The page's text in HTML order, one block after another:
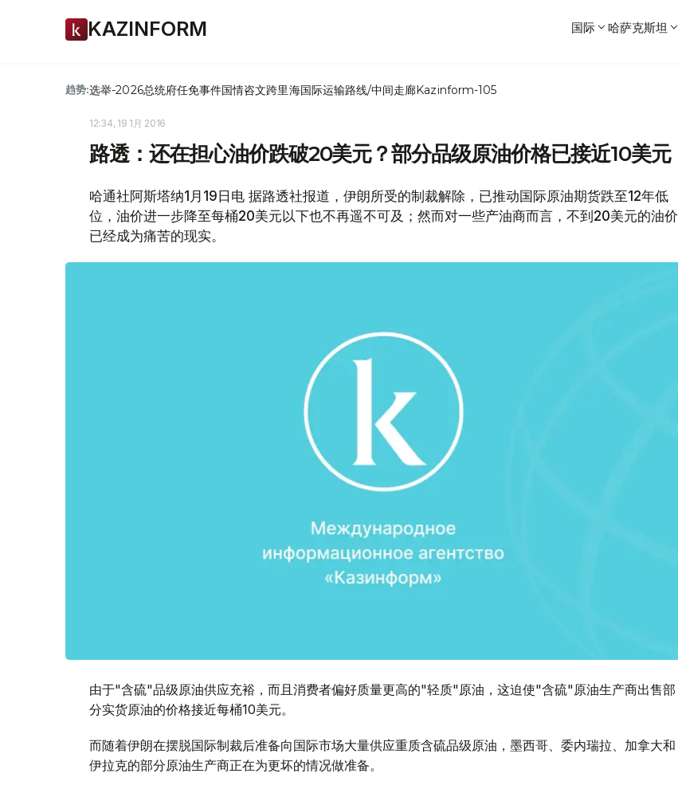
KAZINFORM 国际 哈萨克斯坦
趋势:选举-2026总统府任免事件国情咨文跨里海国际运输路线/中间走廊Kazinform-105
12:34, 19 1月 2016
路透：还在担心油价跌破20美元？部分品级原油价格已接近10美元
哈通社阿斯塔纳1月19日电 据路透社报道，伊朗所受的制裁解除，已推动国际原油期货跌至12年低
位，油价进一步降至每桶20美元以下也不再遥不可及；然而对一些产油商而言，不到20美元的油价
已经成为痛苦的现实。
由于"含硫"品级原油供应充裕，而且消费者偏好质量更高的"轻质"原油，这迫使"含硫"原油生产商出售部
分实货原油的价格接近每桶10美元。
而随着伊朗在摆脱国际制裁后准备向国际市场大量供应重质含硫品级原油，墨西哥、委内瑞拉、加拿大和
伊拉克的部分原油生产商正在为更坏的情况做准备。